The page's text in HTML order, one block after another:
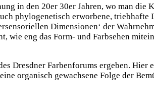
in den 20er 30er Jahren, wo man
phylogenetisch erworbene,
Dimensionen‘ der
eng das Form- und Farbsehen
Dresdner Farbenforums ergeben.
organisch gewachsene Folge der